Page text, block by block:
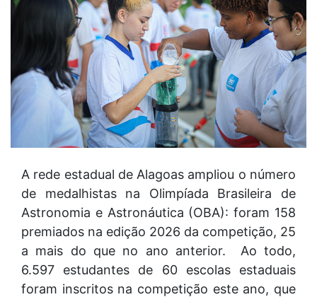
A rede estadual de Alagoas ampliou o número
de medalhistas na Olimpíada Brasileira de
Astronomia e Astronáutica (OBA): foram 158
premiados na edição 2026 da competição, 25
a mais do que no ano anterior. Ao todo,
6.597 estudantes de 60 escolas estaduais
foram inscritos na competição este ano, que